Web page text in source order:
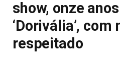
show, onze
‘Dorivália’,
respeitado